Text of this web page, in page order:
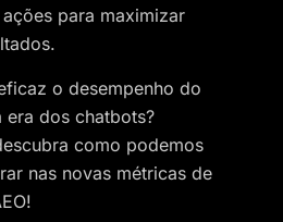
para maximizar
o desempenho do
era dos chatbots?
como podemos
nas novas métricas de